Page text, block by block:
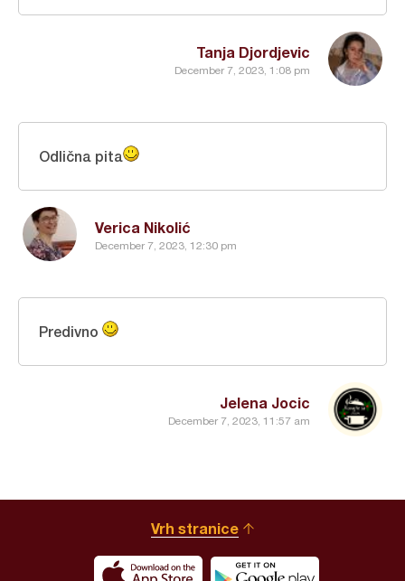
Tanja Djordjevic
December 7, 2023, 1:08 pm
Verica Nikolić
December 7, 2023, 12:30 pm
Odlična pita
Jelena Jocic
December 7, 2023, 11:57 am
Predivno
Vrh stranice